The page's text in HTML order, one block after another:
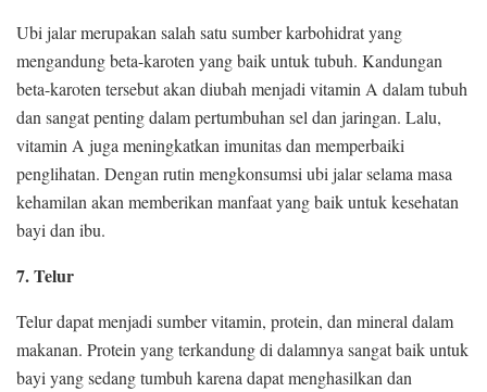
Ubi jalar merupakan salah satu sumber karbohidrat yang
mengandung beta-karoten yang baik untuk tubuh. Kandungan
beta-karoten tersebut akan diubah menjadi vitamin A dalam tubuh
dan sangat penting dalam pertumbuhan sel dan jaringan. Lalu,
vitamin A juga meningkatkan imunitas dan memperbaiki
penglihatan. Dengan rutin mengkonsumsi ubi jalar selama masa
kehamilan akan memberikan manfaat yang baik untuk kesehatan
bayi dan ibu.
7. Telur
Telur dapat menjadi sumber vitamin, protein, dan mineral dalam
makanan. Protein yang terkandung di dalamnya sangat baik untuk
bayi yang sedang tumbuh karena dapat menghasilkan dan